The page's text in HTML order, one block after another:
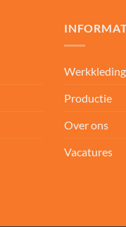
Werkkleding
Productie
Over ons
Vacatures